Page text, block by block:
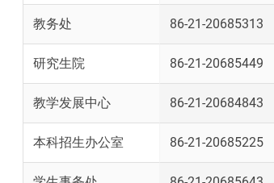
教务处 86-21-20685313
研究生院 86-21-20685449
教学发展中心 86-21-20684843
本科招生办公室 86-21-20685225